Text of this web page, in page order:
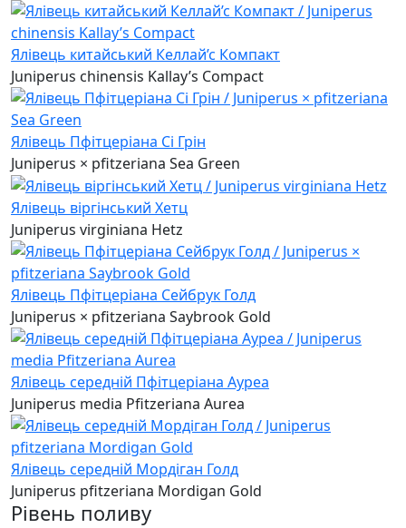
Ялівець китайський Келлай’с Компакт
Juniperus chinensis Kallay’s Compact
Ялівець Пфітцеріана Сі Грін
Juniperus × pfitzeriana Sea Green
Ялівець віргінський Хетц
Juniperus virginiana Hetz
Ялівець Пфітцеріана Сейбрук Голд
Juniperus × pfitzeriana Saybrook Gold
Ялівець середній Пфітцеріана Ауреа
Juniperus media Pfitzeriana Aurea
Ялівець середній Мордіган Голд
Juniperus pfitzeriana Mordigan Gold
Рівень поливу